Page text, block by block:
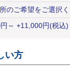
のご希望をご選択く
円 ～ +11,000円(税込)
い方